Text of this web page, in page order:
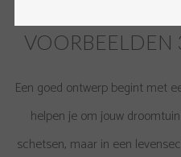
VOORBEELDEN
Een goed ontwerp begint met
helpen je om jouw
schetsen, maar in een